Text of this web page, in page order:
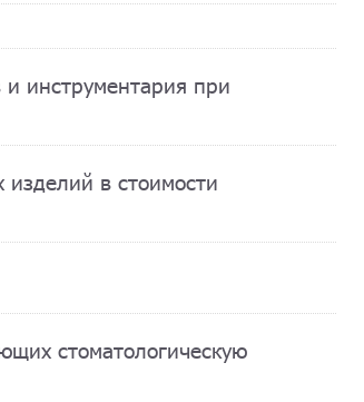
инструментария при
в стоимости
стоматологическую